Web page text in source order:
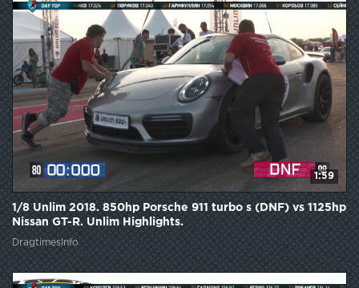
1:59
1/8 Unlim 2018. 850hp Porsche 911 turbo s (DNF) vs 1125hp
Nissan GT-R. Unlim Highlights.
DragtimesInfo